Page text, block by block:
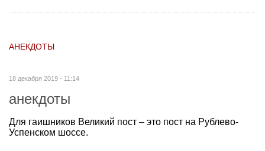
АНЕКДОТЫ
18 декабря 2019 - 11:14
анекдоты
Для гаишников Великий пост – это пост на Рублево-
Успенском шоссе.